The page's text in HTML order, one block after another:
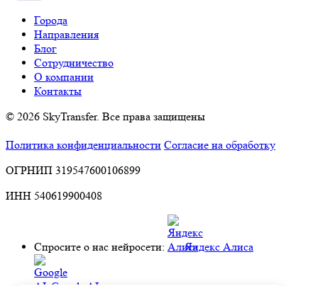
Города
Направления
Блог
Сотрудничество
О компании
Контакты
© 2026 SkyTransfer. Все права защищены
Политика конфиденциальности Согласие на обработку
ОГРНИП 319547600106899
ИНН 540619900408
Спросите о нас нейросети: Яндекс Алиса